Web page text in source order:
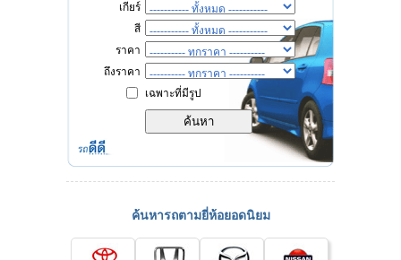
เกียร์
สี
ราคา
ถึงราคา
เฉพาะที่มีรูป
ค้นหารถตามยี่ห้อยอดนิยม